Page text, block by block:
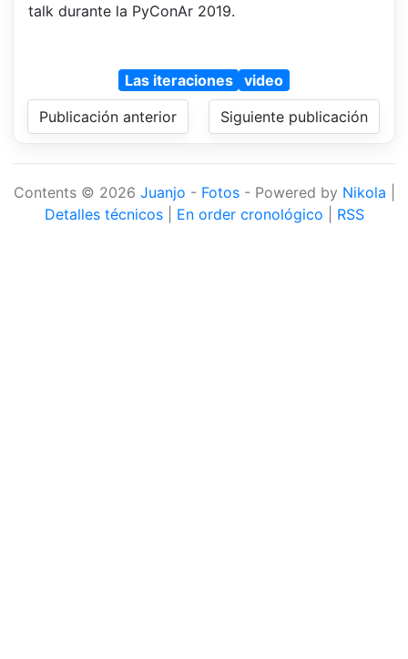
talk durante la PyConAr 2019.
Las iteraciones
video
Publicación anterior
Siguiente publicación
Contents © 2026 Juanjo - Fotos- Powered by Nikola
Detalles técnicos| En order cronológico RSS